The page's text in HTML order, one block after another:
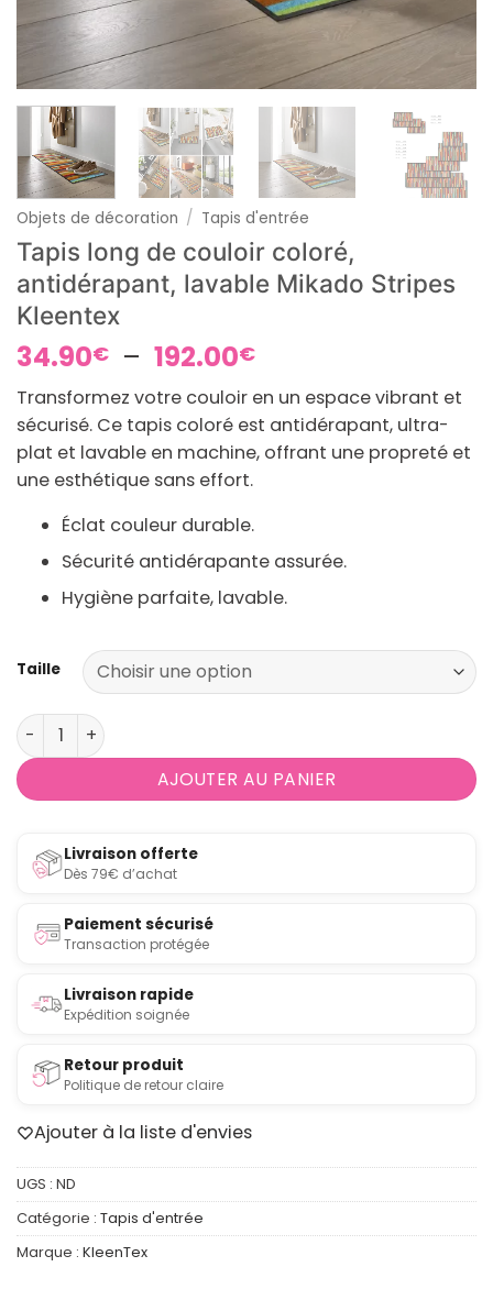
Objets de décoration / Tapis d'entrée
Tapis long de couloir coloré,
antidérapant, lavable Mikado Stripes
Kleentex
34.90€ – 192.00€Plage
prix :
34.90€
à
Transformez votre couloir en un espace vibrant et
sécurisé. Ce tapis coloré est antidérapant, ultra-
plat et lavable en machine, offrant une propreté et
une esthétique sans effort.
Éclat couleur durable.
Sécurité antidérapante assurée.
Hygiène parfaite, lavable.
Taille
quantité de Tapis long de couloir coloré, antidérapant,
AJOUTER AU PANIER
Livraison offerte
Dès 79€ d’achat
Paiement sécurisé
Transaction protégée
Livraison rapide
Expédition soignée
Retour produit
Politique de retour claire
Ajouter à la liste d'envies
UGS : ND
Catégorie : Tapis d'entrée
Marque : KleenTex